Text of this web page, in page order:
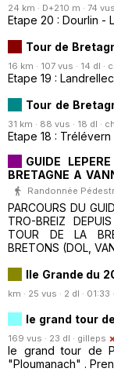
24 km · D+210 m · 74 vus
Etape 20 : Dourlin -
Tour de
16 km · 107 vus · 14 dl ·
Etape 19 :
Tour de
31 km · 88 vus · 18 dl ·
Etape 18 :
GUIDE
BRETAGNE A
Randonnée
PARCOURS DU
TRO-BREIZ
TOUR DE LA
BRETONS (DOL,
Ile Grande du
km · 25 vus · 2 dl · 01:33 ·
le grand tour
169 vus · 23 dl · gilleps
le grand tour de
"Ploumanach" .